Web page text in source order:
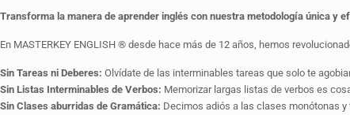
Transforma la manera de aprender inglés con nuestra metodología única y
En MASTERKEY ENGLISH ® desde hace más de 12 años, hemos
Sin Tareas ni Deberes: Olvídate de las interminables tareas que solo te
Sin Listas Interminables de Verbos: Memorizar largas listas de verbos es
Sin Clases aburridas de Gramática: Decimos adiós a las clases monótonas